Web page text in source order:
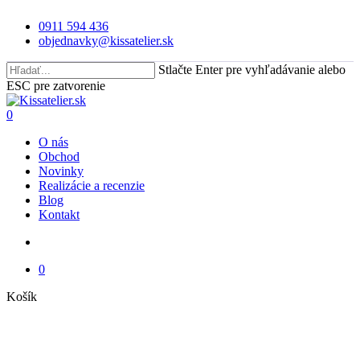
main
0911 594 436
objednavky@kissatelier.sk
Stlačte Enter pre vyhľadávanie alebo
ESC pre zatvorenie
Close
Search
search
0
O nás
Obchod
Novinky
Realizácie a recenzie
Blog
Kontakt
0
KošíkClose